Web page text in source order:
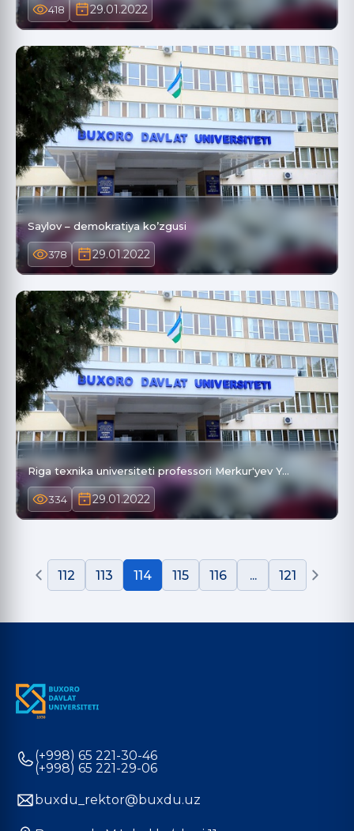
418 29.01.2022
Saylov – demokratiya ko’zgusi
378 29.01.2022
Riga texnika universiteti professori Merkur'yev Y…
334 29.01.2022
112 113 114 115 116 ... 121
(+998) 65 221-30-46
(+998) 65 221-29-06
buxdu_rektor@buxdu.uz